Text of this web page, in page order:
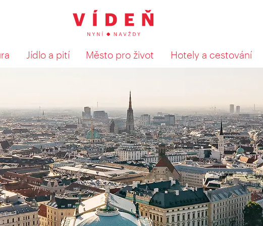
Jídlo a pití Město pro život Hotely a cestování